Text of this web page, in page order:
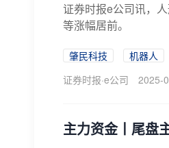
证券时报e公司讯，
等涨幅居前。
肇民科技 机器人
证券时报·e公司
2025-
主力资金丨尾盘